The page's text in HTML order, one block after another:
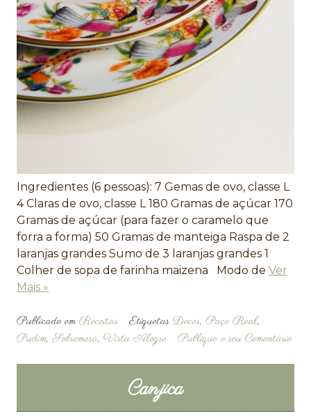
Ingredientes (6 pessoas): 7 Gemas de ovo, classe L
4 Claras de ovo, classe L 180 Gramas de açúcar 170
Gramas de açúcar (para fazer o caramelo que
forra a forma) 50 Gramas de manteiga Raspa de 2
laranjas grandes Sumo de 3 laranjas grandes 1
Colher de sopa de farinha maizena Modo de Ver
Mais »
Publicado emReceitas Etiquetas Doces, Paço Real,
Pudim, Sobremesa, Vista Alegre Publique o seu Comentário
Canjica